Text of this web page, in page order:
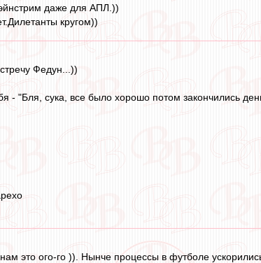
даже для АПЛ.))
кругом))
Федун...))
"Бля, сука, все было хорошо потом закончились
это ого-го )). Нынче процессы в футболе